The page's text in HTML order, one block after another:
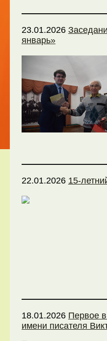
23.01.2026
январь»
22.01.2026 15-
18.01.2026 Первое
имени писателя